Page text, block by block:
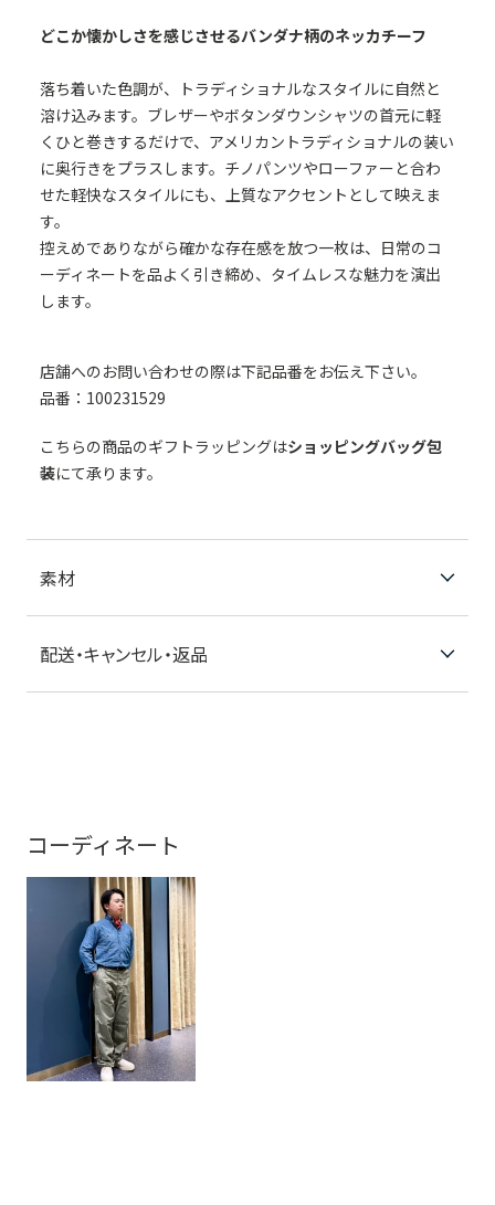
どこか懐かしさを感じさせるバンダナ柄のネッカチーフ
落ち着いた色調が、トラディショナルなスタイルに自然と
溶け込みます。ブレザーやボタンダウンシャツの首元に軽
くひと巻きするだけで、アメリカントラディショナルの装い
に奥行きをプラスします。チノパンツやローファーと合わ
せた軽快なスタイルにも、上質なアクセントとして映えま
す。
控えめでありながら確かな存在感を放つ一枚は、日常のコ
ーディネートを品よく引き締め、タイムレスな魅力を演出
します。
店舗へのお問い合わせの際は下記品番をお伝え下さい。
品番：100231529
こちらの商品のギフトラッピングはショッピングバッグ包
装にて承ります。
素材
配送・キャンセル・返品
コーディネート